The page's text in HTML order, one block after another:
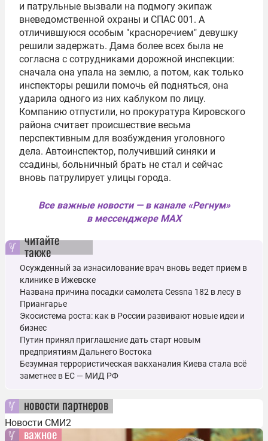
и патрульные вызвали на подмогу экипаж
вневедомственной охраны и СПАС 001. А
отличившуюся особым "красноречием" девушку
решили задержать. Дама более всех была не
согласна с сотрудниками дорожной инспекции:
сначала она упала на землю, а потом, как только
инспекторы решили помочь ей подняться, она
ударила одного из них каблуком по лицу.
Компанию отпустили, но прокуратура Кировского
района считает происшествие весьма
перспективным для возбуждения уголовного
дела. Автоинспектор, получивший синяки и
ссадины, больничный брать не стал и сейчас
вновь патрулирует улицы города.
Все важные новости — в канале «Регнум»
в мессенджере MAX
читайте
также
Осужденный за изнасилование врач вновь ведет прием в
клинике в Ижевске
Названа причина посадки самолета Cessna 182 в лесу в
Приангарье
Экосистема роста: как в России развивают новые идеи и
бизнес
Путин принял приглашение дать старт новым
предприятиям Дальнего Востока
Безумная террористическая вакханалия Киева стала всё
заметнее в ЕС — МИД РФ
новости партнеров
Новости СМИ2
важное